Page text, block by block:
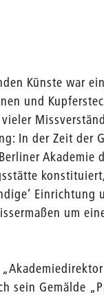
Künste war
und
In der Zeit der
Akademie
Einrichtung
um
sein Gemälde